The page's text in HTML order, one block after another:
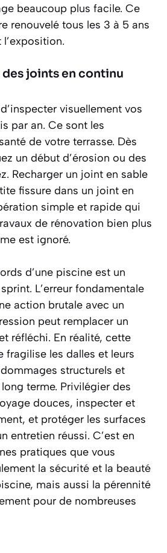
beaucoup plus facile. Ce
renouvelé tous les 3 à 5 ans
joints en continu
visuellement vos
par an. Ce sont les
de votre terrasse. Dès
un début d’érosion ou des
Recharger un joint en sable
fissure dans un joint en
simple et rapide qui
de rénovation bien plus
est ignoré.
d’une piscine est un
L’erreur fondamentale
action brutale avec un
peut remplacer un
réfléchi. En réalité, cette
fragilise les dalles et leurs
structurels et
terme. Privilégier des
douces, inspecter et
et protéger les surfaces
entretien réussi. C’est en
pratiques que vous
la sécurité et la beauté
mais aussi la pérennité
pour de nombreuses